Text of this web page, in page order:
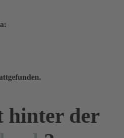
hinter der